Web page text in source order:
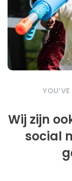
Views
Wij zijn
social